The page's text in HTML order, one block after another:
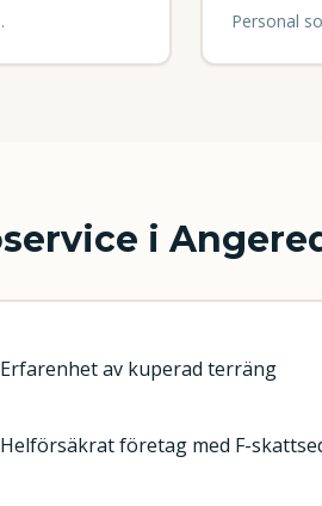
Personal
i
Erfarenhet av kuperad terräng
Helförsäkrat företag med F-